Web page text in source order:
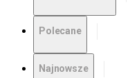
Polecane
Najnowsze